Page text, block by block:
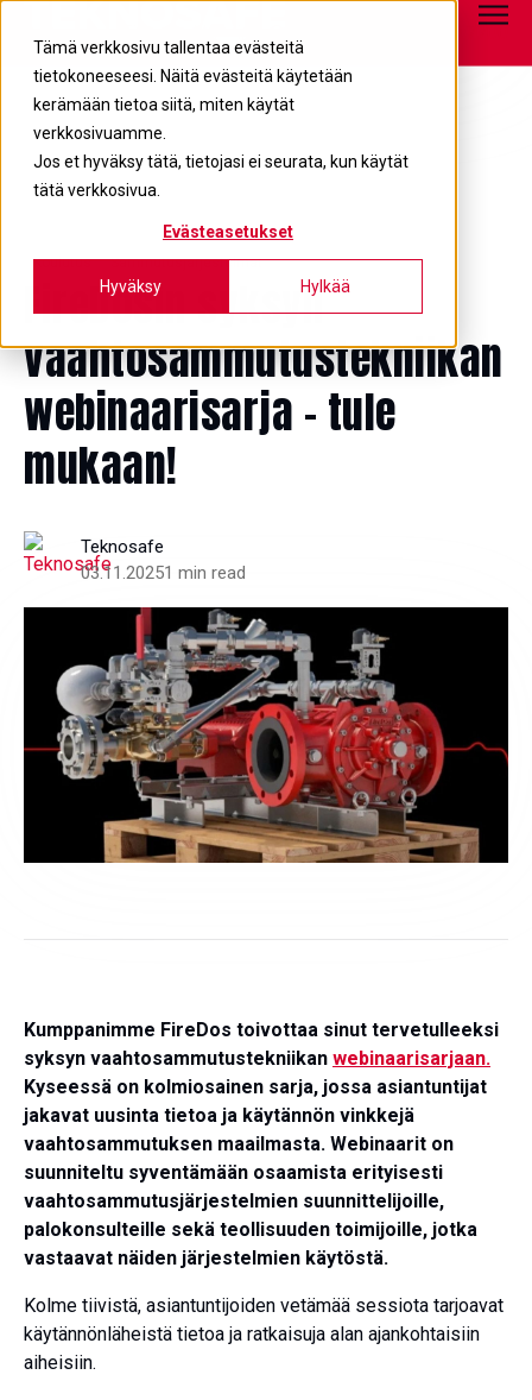
Tämä verkkosivu tallentaa evästeitä
tietokoneeseesi. Näitä evästeitä käytetään
kerämään tietoa siitä, miten käytät
verkkosivuamme.
Jos et hyväksy tätä, tietojasi ei seurata, kun käytät
tätä verkkosivua.
Evästeasetukset
Hyväksy Hylkää
05 680 7700
Koulutus Sammutusjärjestelmät
FireDosin syksyn
vaahtosammutustekniikan
webinaarisarja – tule
mukaan!
Teknosafe
03.11.20251 min read
Kumppanimme FireDos toivottaa sinut tervetulleeksi
syksyn vaahtosammutustekniikan webinaarisarjaan.
Kyseessä on kolmiosainen sarja, jossa asiantuntijat
jakavat uusinta tietoa ja käytännön vinkkejä
vaahtosammutuksen maailmasta. Webinaarit on
suunniteltu syventämään osaamista erityisesti
vaahtosammutusjärjestelmien suunnittelijoille,
palokonsulteille sekä teollisuuden toimijoille, jotka
vastaavat näiden järjestelmien käytöstä.
Kolme tiivistä, asiantuntijoiden vetämää sessiota tarjoavat
käytännönläheistä tietoa ja ratkaisuja alan ajankohtaisiin
aiheisiin.